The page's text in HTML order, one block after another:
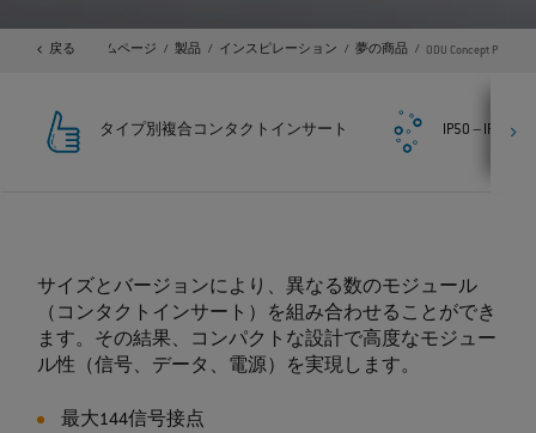
戻る ホームページ 製品 インスピレーション 夢の商品 ODU Concept P
タイプ別複合コンタクトインサート IP50 – IP68
サイズとバージョンにより、異なる数のモジュール
（コンタクトインサート）を組み合わせることができ
ます。その結果、コンパクトな設計で高度なモジュー
ル性（信号、データ、電源）を実現します。
最大144信号接点